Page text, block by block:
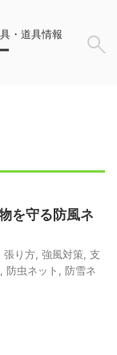
・道具情報
を守る防風ネ
張り方 強風対策 支
防虫ネット
防雪ネ